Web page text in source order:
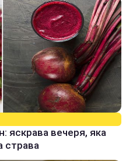
яскрава вечеря, яка
страва